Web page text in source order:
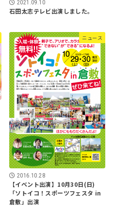
2021.09.10
石田太志テレビ出演しました。
ニュース
2016.10.28
【イベント出演】10月30日(日)
「ソトイコ！スポーツフェスタ in
倉敷」出演